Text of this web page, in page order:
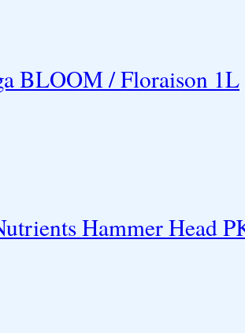
BLOOM / Floraison 1L
Hammer Head